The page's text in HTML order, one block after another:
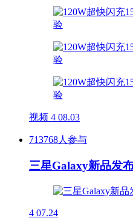
视频 4 08.03
713768人参与
三星Galaxy新品发
4 07.24